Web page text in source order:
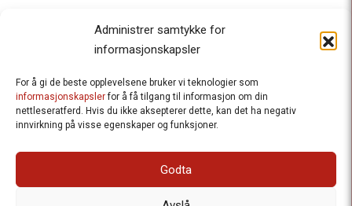
Administrer samtykke for
informasjonskapsler
For å gi de beste opplevelsene bruker vi teknologier som
informasjonskapslerfor å få tilgang til informasjon om din
nettleseratferd. Hvis du ikke aksepterer dette, kan det ha negativ
innvirkning på visse egenskaper og funksjoner.
Godta
Besteforeldrenes klimaaksjon
Ansvarlig redaktør
: Halfdan Wiik |
: Postboks 1231 Vika, 0110 Oslo.